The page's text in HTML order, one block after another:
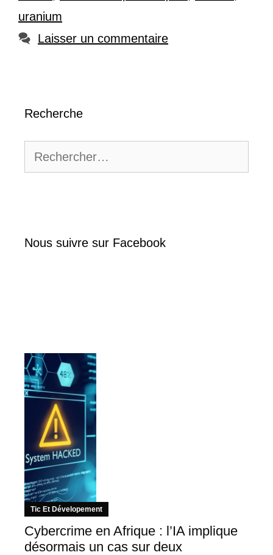
uranium
Laisser un commentaire
Recherche
Nous suivre sur Facebook
Tic Et Dévelopement
Cybercrime en Afrique : l’IA implique
désormais un cas sur deux